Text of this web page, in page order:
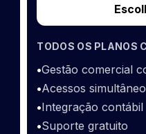
TODOS OS PLANOS
•Gestão comercial
•Acessos
•Integração contábil
•Suporte gratuito